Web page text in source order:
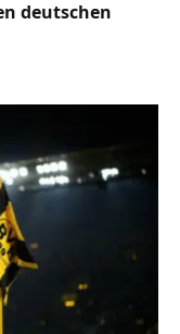
deutschen